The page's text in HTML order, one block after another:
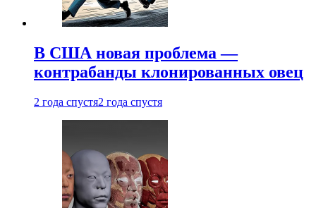
В США новая проблема —
контрабанды клонированных овец
2 года спустя2 года спустя